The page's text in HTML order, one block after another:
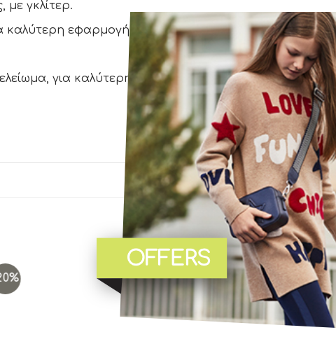
με γκλίτερ.
καλύτερη εφαρμογή.
για καλύτερη εφαρμογή.
Add to
-20%
Add